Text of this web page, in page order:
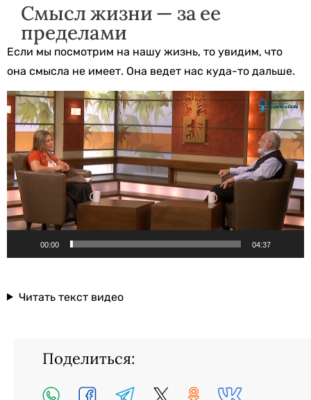
Смысл жизни — за ее
пределами
Если мы посмотрим на нашу жизнь, то увидим, что
она смысла не имеет. Она ведет нас куда-то дальше.
Видеоплеер
00:00 04:37
Читать текст видео
Поделиться: